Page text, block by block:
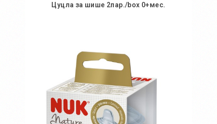
Цуцла за шише 2пар./box 0+мес.